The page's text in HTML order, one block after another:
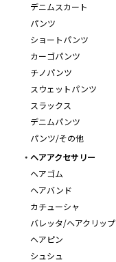
デニムスカート
パンツ
ショートパンツ
カーゴパンツ
チノパンツ
スウェットパンツ
スラックス
デニムパンツ
パンツ/その他
ヘアアクセサリー
ヘアゴム
ヘアバンド
カチューシャ
バレッタ/ヘアクリップ
ヘアピン
シュシュ